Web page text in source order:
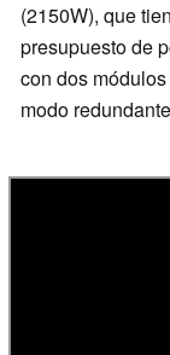
(2150W), que
presupuesto de
con dos
modo